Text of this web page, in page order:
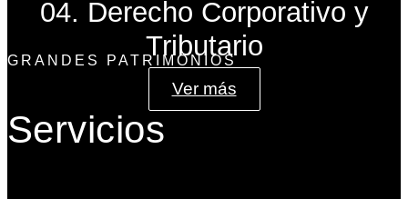
04. Derecho Corporativo y
Tributario
Ver más
GRANDES PATRIMONIOS
Servicios